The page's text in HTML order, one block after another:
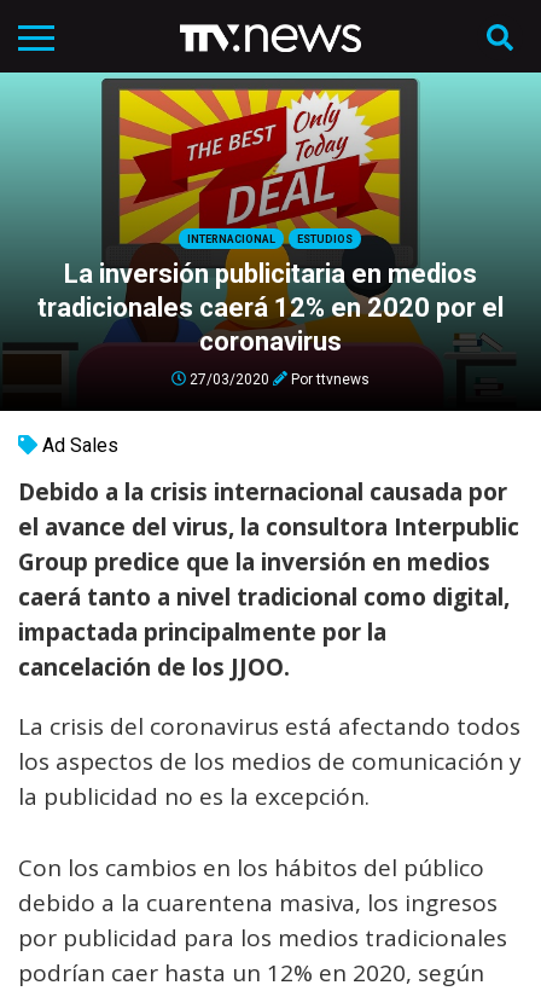
INTERNACIONAL ESTUDIOS
La inversión publicitaria en medios
tradicionales caerá 12% en 2020 por el
coronavirus
27/03/2020 Porttvnews
Ad Sales
Debido a la crisis internacional causada por
el avance del virus, la consultora Interpublic
Group predice que la inversión en medios
caerá tanto a nivel tradicional como digital,
impactada principalmente por la
cancelación de los JJOO.
La crisis del coronavirus está afectando todos
los aspectos de los medios de comunicación y
la publicidad no es la excepción.
Con los cambios en los hábitos del público
debido a la cuarentena masiva, los ingresos
por publicidad para los medios tradicionales
podrían caer hasta un 12% en 2020, según